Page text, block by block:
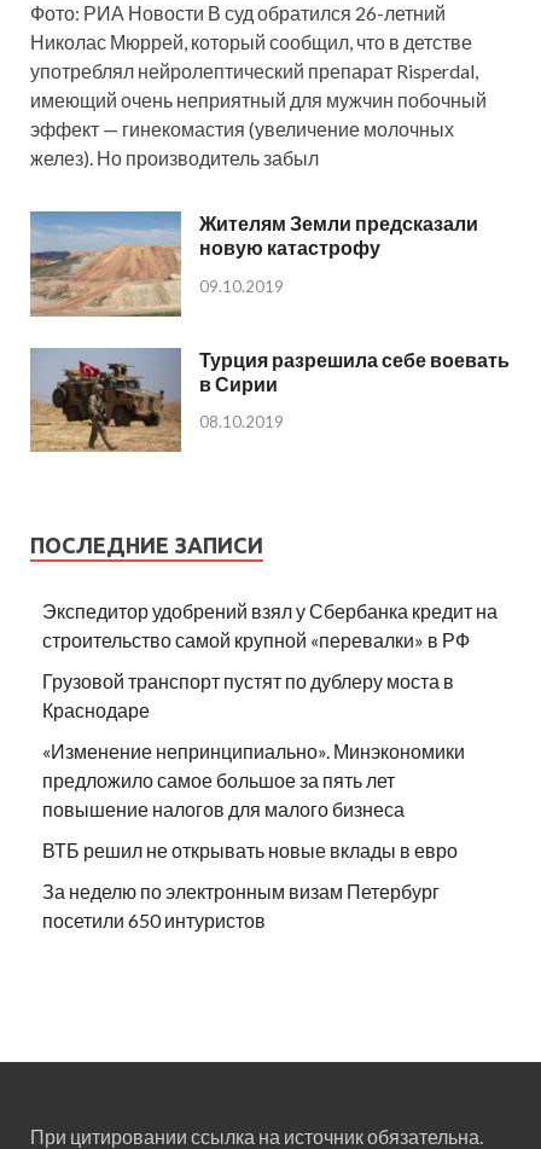
Фото: РИА Новости В суд обратился 26-летний
Николас Мюррей, который сообщил, что в детстве
употреблял нейролептический препарат Risperdal,
имеющий очень неприятный для мужчин побочный
эффект — гинекомастия (увеличение молочных
желез). Но производитель забыл
Жителям Земли предсказали
новую катастрофу
09.10.2019
Турция разрешила себе воевать
в Сирии
08.10.2019
ПОСЛЕДНИЕ ЗАПИСИ
Экспедитор удобрений взял у Сбербанка кредит на
строительство самой крупной «перевалки» в РФ
Грузовой транспорт пустят по дублеру моста в
Краснодаре
«Изменение непринципиально». Минэкономики
предложило самое большое за пять лет
повышение налогов для малого бизнеса
ВТБ решил не открывать новые вклады в евро
За неделю по электронным визам Петербург
посетили 650 интуристов
При цитировании ссылка на источник обязательна.